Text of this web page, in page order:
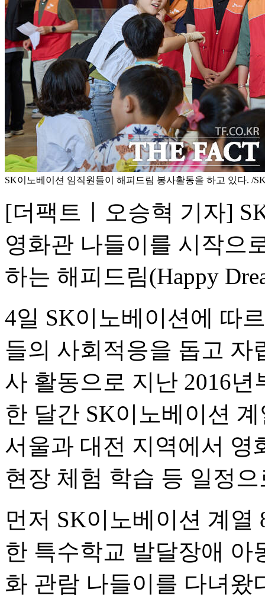
SK이노베이션 임직원들이 해피드림 봉사활동을 하고 있다. /
[더팩트ㅣ오승혁 기자]
영화관 나들이를 시작으
하는 해피드림(Happy
4일 SK이노베이션에 따
들의 사회적응을 돕고 자
사 활동으로 지난 2016
한 달간 SK이노베이션
서울과 대전 지역에서 영
현장 체험 학습 등 일정
먼저 SK이노베이션 계열
한 특수학교 발달장애 아
화 관람 나들이를 다녀왔